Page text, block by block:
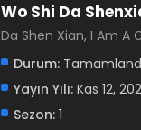
Wo Shi Da
Da Shen Xian, I Am A
Durum:
Yayın Yılı: Kas 12,
Sezon: 1